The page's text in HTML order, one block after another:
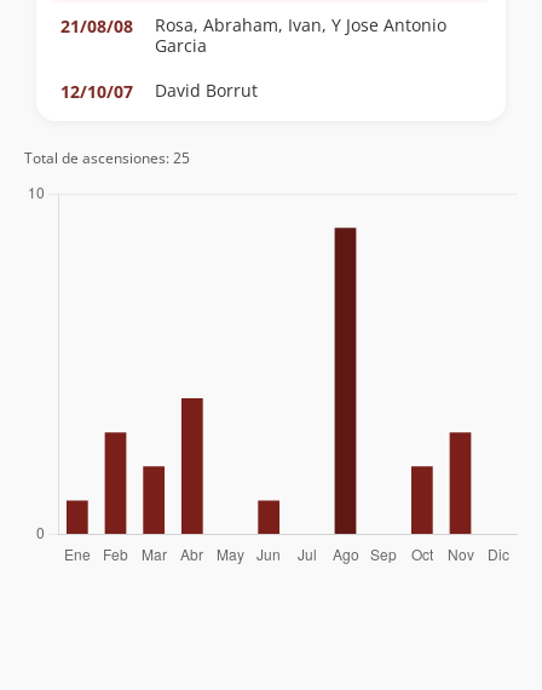
21/08/08
Rosa, Abraham, Ivan, Y Jose Antonio
Garcia
12/10/07
David Borrut
Marinetti
Total de ascensiones: 25